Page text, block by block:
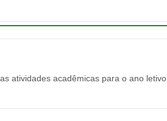
atividades acadêmicas para o ano letivo